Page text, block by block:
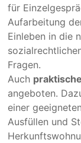
für
Aufarbeitung
Einleben in die
Fragen.
Auch
angeboten.
einer
Ausfüllen und